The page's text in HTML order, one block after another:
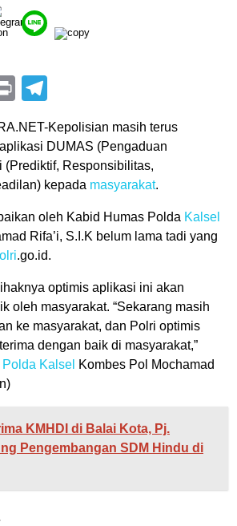
Print
Kepolisian masih terus
DUMAS (Pengaduan
(Prediktif, Responsibilitas,
kepada masyarakat.
oleh Kabid Humas Polda Kalsel
Rifa’i, S.I.K belum lama tadi yang
.go.id.
optimis aplikasi ini akan
oleh masyarakat. “Sekarang masih
ke masyarakat, dan Polri optimis
dengan baik di masyarakat,”
Polda Kalsel Kombes Pol Mochamad
KMHDI di Balai Kota, Pj.
Pengembangan SDM Hindu di